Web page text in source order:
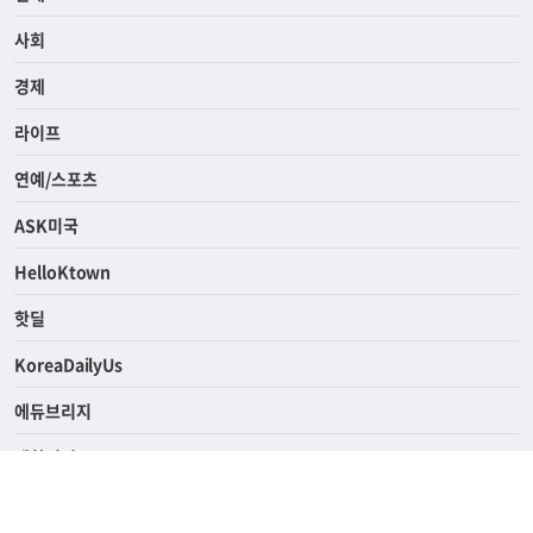
사회
경제
라이프
연예/스포츠
ASK미국
HelloKtown
핫딜
KoreaDailyUs
에듀브리지
생활영어